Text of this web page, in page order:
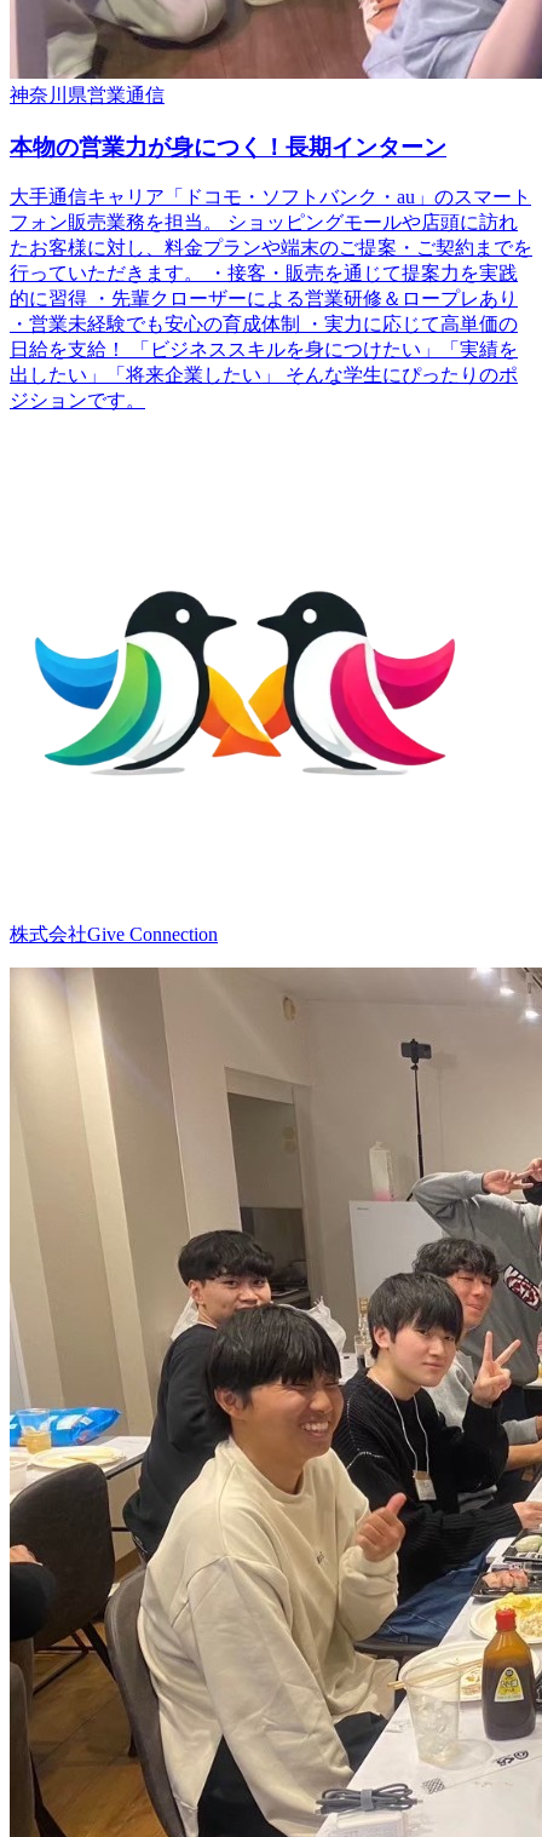
神奈川県営業通信
本物の営業力が身につく！長期インターン
大手通信キャリア「ドコモ・ソフトバンク・au」のスマート
フォン販売業務を担当。 ショッピングモールや店頭に訪れ
たお客様に対し、料金プランや端末のご提案・ご契約までを
行っていただきます。 ・接客・販売を通じて提案力を実践
的に習得 ・先輩クローザーによる営業研修＆ロープレあり
・営業未経験でも安心の育成体制 ・実力に応じて高単価の
日給を支給！ 「ビジネススキルを身につけたい」「実績を
出したい」「将来企業したい」 そんな学生にぴったりのポ
ジションです。
株式会社Give Connection